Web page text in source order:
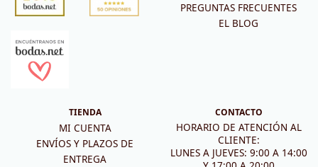
PREGUNTAS FRECUENTES
EL BLOG
TIENDA
MI CUENTA
ENVÍOS Y PLAZOS DE
ENTREGA
CONTACTO
HORARIO DE ATENCIÓN AL
CLIENTE:
LUNES A JUEVES: 9:00 A 14:00